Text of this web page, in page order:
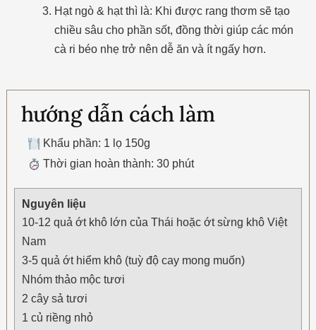
Hạt ngò & hạt thì là: Khi được rang thơm sẽ tạo
chiều sâu cho phần sốt, đồng thời giúp các món
cà ri béo nhẹ trở nên dễ ăn và ít ngấy hơn.
hướng dẫn cách làm
Khẩu phần: 1 lọ 150g
Thời gian hoàn thành: 30 phút
Nguyên liệu
10-12 quả ớt khô lớn của Thái hoặc ớt sừng khô Việt
Nam
3-5 quả ớt hiểm khô (tuỳ độ cay mong muốn)
Nhóm thảo mộc tươi
2 cây sả tươi
1 củ riềng nhỏ